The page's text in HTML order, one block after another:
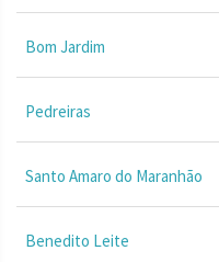
Bom Jardim
Pedreiras
Santo Amaro do Maranhão
Benedito Leite